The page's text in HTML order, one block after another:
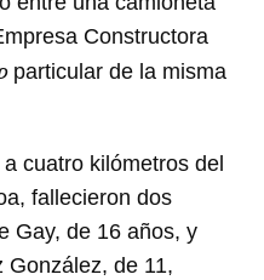
Constructora
particular de la misma
cuatro kilómetros del
fallecieron dos
Gay, de 16 años, y
de 11,